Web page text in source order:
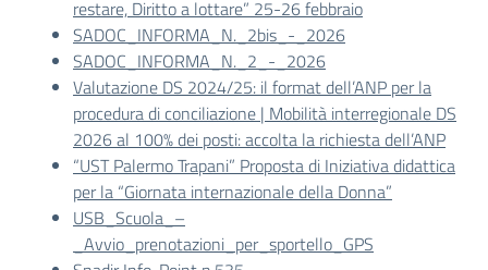
restare, Diritto a lottare” 25-26 febbraio
SADOC_INFORMA_N._2bis_-_2026
SADOC_INFORMA_N._2_-_2026
Valutazione DS 2024/25: il format dell’ANP per la
procedura di conciliazione | Mobilità interregionale DS
2026 al 100% dei posti: accolta la richiesta dell’ANP
“UST Palermo Trapani” Proposta di Iniziativa didattica
per la “Giornata internazionale della Donna”
USB_Scuola_–
_Avvio_prenotazioni_per_sportello_GPS